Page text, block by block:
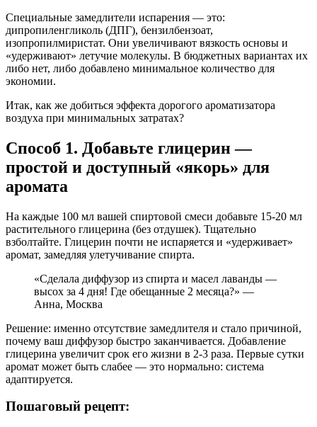
Специальные замедлители испарения — это:
дипропиленгликоль (ДПГ), бензилбензоат,
изопропилмиристат. Они увеличивают вязкость основы и
«удерживают» летучие молекулы. В бюджетных вариантах их
либо нет, либо добавлено минимальное количество для
экономии.
Итак, как же добиться эффекта дорогого ароматизатора
воздуха при минимальных затратах?
Способ 1. Добавьте глицерин —
простой и доступный «якорь» для
аромата
На каждые 100 мл вашей спиртовой смеси добавьте 15-20 мл
растительного глицерина (без отдушек). Тщательно
взболтайте. Глицерин почти не испаряется и «удерживает»
аромат, замедляя улетучивание спирта.
«Сделала диффузор из спирта и масел лаванды —
высох за 4 дня! Где обещанные 2 месяца?» —
Анна, Москва
Решение: именно отсутствие замедлителя и стало причиной,
почему ваш диффузор быстро заканчивается. Добавление
глицерина увеличит срок его жизни в 2-3 раза. Первые сутки
аромат может быть слабее — это нормально: система
адаптируется.
Пошаговый рецепт: